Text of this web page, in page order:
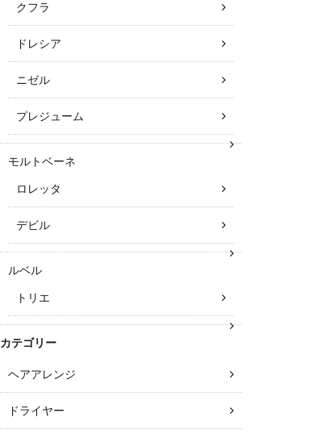
クフラ
ドレシア
ニゼル
プレジューム
モルトベーネ
ロレッタ
デビル
ルベル
トリエ
カテゴリー
ヘアアレンジ
ドライヤー